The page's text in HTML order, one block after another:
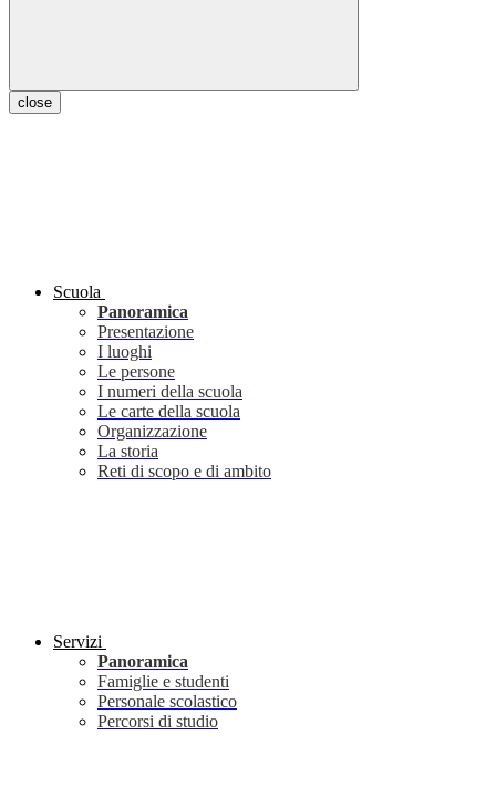
close
Scuola
Panoramica
Presentazione
I luoghi
Le persone
I numeri della scuola
Le carte della scuola
Organizzazione
La storia
Reti di scopo e di ambito
Servizi
Panoramica
Famiglie e studenti
Personale scolastico
Percorsi di studio